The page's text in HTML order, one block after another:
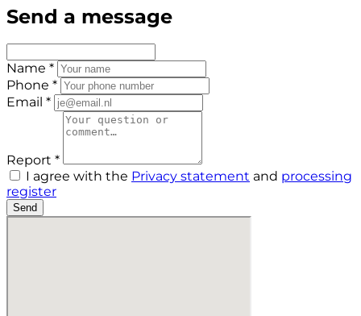
Send a message
Name *
Phone *
Email *
Report *
I agree with the Privacy statement and processing
register
Send